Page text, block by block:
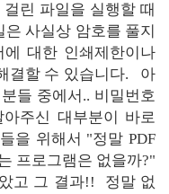
린 파일을 실행할 때
사실상 암호를 풀지
에 대한 인쇄제한이나
결할 수 있습니다. 아
들 중에서.. 비밀번호
주신 대부분이 바로
을 위해서 "정말 PDF
프로그램은 없을까?"
고 그 결과!! 정말 없